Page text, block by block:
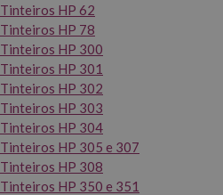
Tinteiros HP 62
Tinteiros HP 78
Tinteiros HP 300
Tinteiros HP 301
Tinteiros HP 302
Tinteiros HP 303
Tinteiros HP 304
Tinteiros HP 305 e 307
Tinteiros HP 308
Tinteiros HP 350 e 351